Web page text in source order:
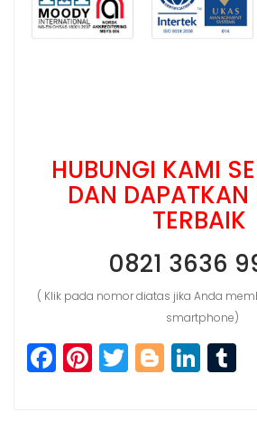
HUBUNGI KAMI
DAN DAPATKAN
TERBAIK
0821 3636
( Klik pada nomor diatas jika Anda
smartphone)
F
a
Pi
n
T
w
Bl
o
Li
n